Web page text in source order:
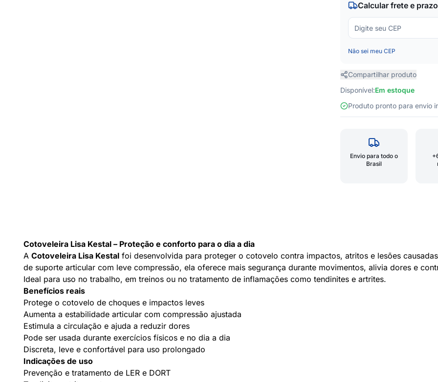
Calcular frete e prazo
Não sei meu CEP
Compartilhar produto
Disponível:Em estoque
Produto pronto para envio
Envio para todo o
Brasil
Cotoveleira Lisa Kestal – Proteção e conforto para o dia a dia
A Cotoveleira Lisa Kestal foi desenvolvida para proteger o cotovelo contra impactos, atritos e lesões
de suporte articular com leve compressão, ela oferece mais segurança durante movimentos, alivia dores e
Ideal para uso no trabalho, em treinos ou no tratamento de inflamações como tendinites e artrites.
Benefícios reais
Protege o cotovelo de choques e impactos leves
Aumenta a estabilidade articular com compressão ajustada
Estimula a circulação e ajuda a reduzir dores
Pode ser usada durante exercícios físicos e no dia a dia
Discreta, leve e confortável para uso prolongado
Indicações de uso
Prevenção e tratamento de LER e DORT